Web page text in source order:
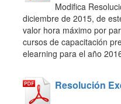
Modifica
diciembre de 2015, de
valor hora máximo por
cursos de capacitación
elearning para el año
Resolución